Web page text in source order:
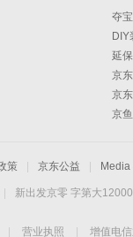
夺
DIY
延
京
京
京
策 京东公益 Media
新出发京零 字第大
营业执照 增值电